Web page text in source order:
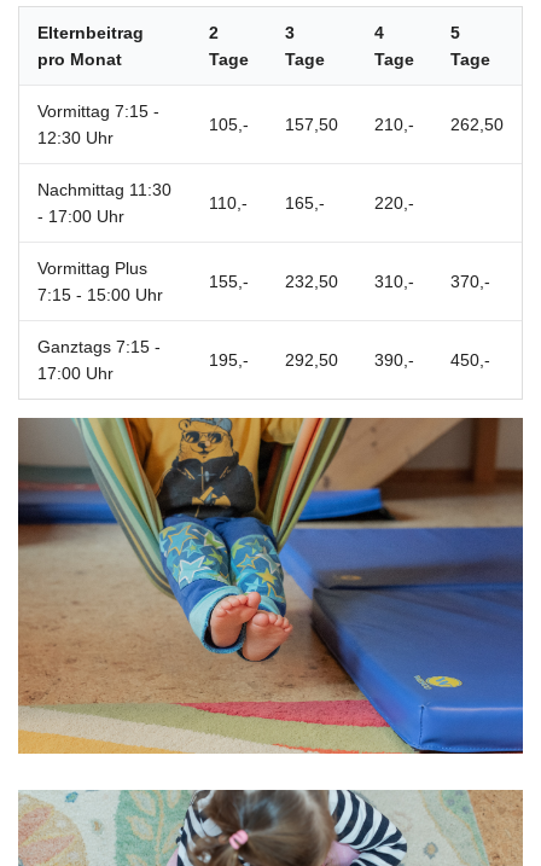
Elternbeitrag
pro Monat
2
Tage
3
Tage
4
Tage
5
Tage
Vormittag 7:15 -
12:30 Uhr
105,- 157,50 210,- 262,50
Nachmittag 11:30
- 17:00 Uhr
110,- 165,- 220,-
Vormittag Plus
7:15 - 15:00 Uhr
155,- 232,50 310,- 370,-
Ganztags 7:15 -
17:00 Uhr
195,- 292,50 390,- 450,-